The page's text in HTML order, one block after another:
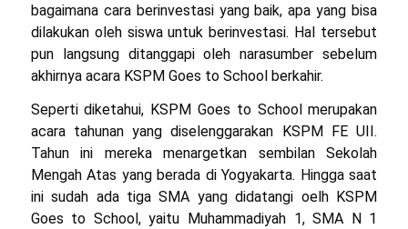
bagaimana cara berinvestasi yang baik, apa yang bisa
dilakukan oleh siswa untuk berinvestasi. Hal tersebut
pun langsung ditanggapi oleh narasumber sebelum
akhirnya acara KSPM Goes to School berkahir.
Seperti diketahui, KSPM Goes to School merupakan
acara tahunan yang diselenggarakan KSPM FE UII.
Tahun ini mereka menargetkan sembilan Sekolah
Mengah Atas yang berada di Yogyakarta. Hingga saat
ini sudah ada tiga SMA yang didatangi oelh KSPM
Goes to School, yaitu Muhammadiyah 1, SMA N 1